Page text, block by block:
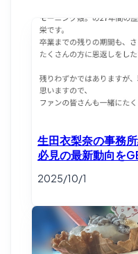
生田衣梨奈の事務
必見の最新動向を
2025/10/1